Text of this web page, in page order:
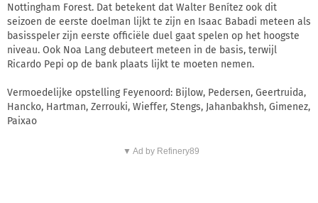
Nottingham Forest. Dat betekent dat Walter Benítez ook dit
seizoen de eerste doelman lijkt te zijn en Isaac Babadi meteen als
basisspeler zijn eerste officiële duel gaat spelen op het hoogste
niveau. Ook Noa Lang debuteert meteen in de basis, terwijl
Ricardo Pepi op de bank plaats lijkt te moeten nemen.
Vermoedelijke opstelling Feyenoord: Bijlow, Pedersen, Geertruida,
Hancko, Hartman, Zerrouki, Wieffer, Stengs, Jahanbakhsh, Gimenez,
Paixao
▼ Ad by Refinery89